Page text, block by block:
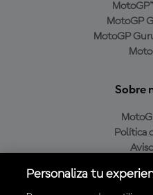
MotoGP
MotoGP
Sobre
Política
Política
Personaliza tu